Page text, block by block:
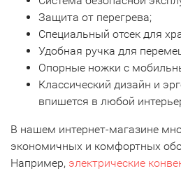
Защита от перегрева;
Специальный отсек для
Удобная ручка для
Опорные ножки с
Классический дизайн и
впишется в любой
В нашем интернет-магазине
экономичных и комфортных
Например, электрические